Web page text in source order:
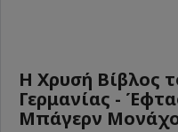
Η Χρυσή Βίβλος
Γερμανίας -
Μπάγερν